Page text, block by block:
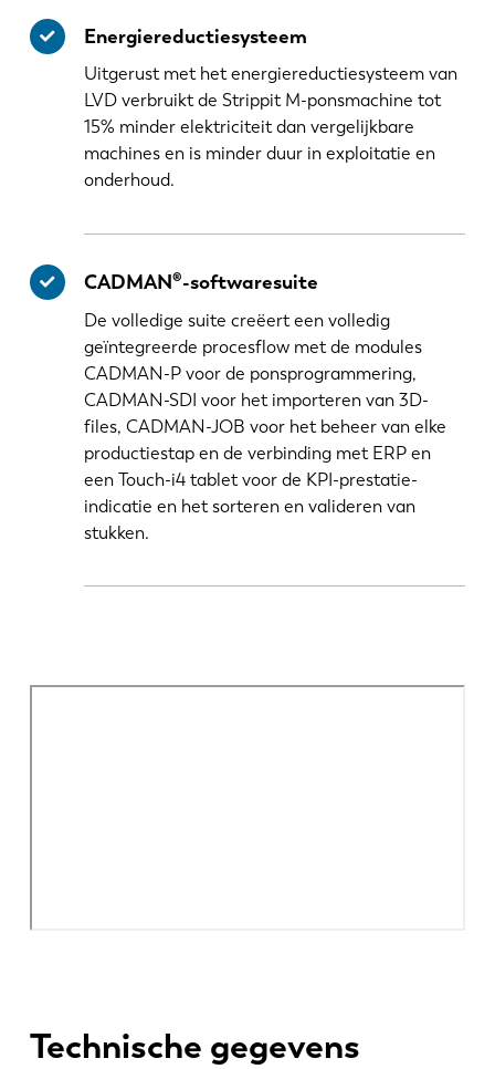
Energiereductiesysteem
Uitgerust met het energiereductiesysteem van
LVD verbruikt de Strippit M-ponsmachine tot
15% minder elektriciteit dan vergelijkbare
machines en is minder duur in exploitatie en
onderhoud.
CADMAN®-softwaresuite
De volledige suite creëert een volledig
geïntegreerde procesflow met de modules
CADMAN-P voor de ponsprogrammering,
CADMAN-SDI voor het importeren van 3D-
files, CADMAN-JOB voor het beheer van elke
productiestap en de verbinding met ERP en
een Touch-i4 tablet voor de KPI-prestatie-
indicatie en het sorteren en valideren van
stukken.
Technische gegevens